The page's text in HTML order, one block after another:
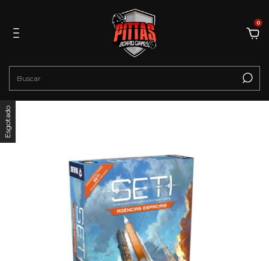
0
Esgotado